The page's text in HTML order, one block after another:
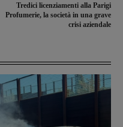
Tredici licenziamenti alla Parigi
Profumerie, la società in una grave
crisi aziendale